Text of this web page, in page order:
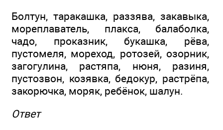
Болтун, таракашка, раззява, закавыка,
мореплаватель, плакса, балаболка,
чадо, проказник, букашка, рёва,
пустомеля, мореход, ротозей, озорник,
загогулина, растяпа, нюня, разиня,
пустозвон, козявка, бедокур, растрёпа,
закорючка, моряк, ребёнок, шалун.
Ответ